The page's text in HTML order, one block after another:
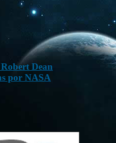
Dean
por NASA